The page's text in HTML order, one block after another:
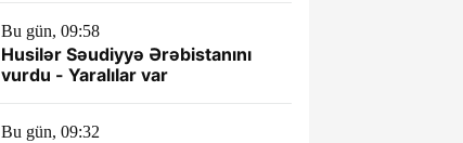
Bu gün, 09:58
Husilər Səudiyyə Ərəbistanını
vurdu - Yaralılar var
Bu gün, 09:32